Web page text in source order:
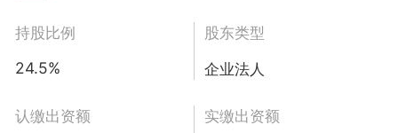
持股比例
24.5%
股东类型
企业法人
认缴出资额
实缴出资额